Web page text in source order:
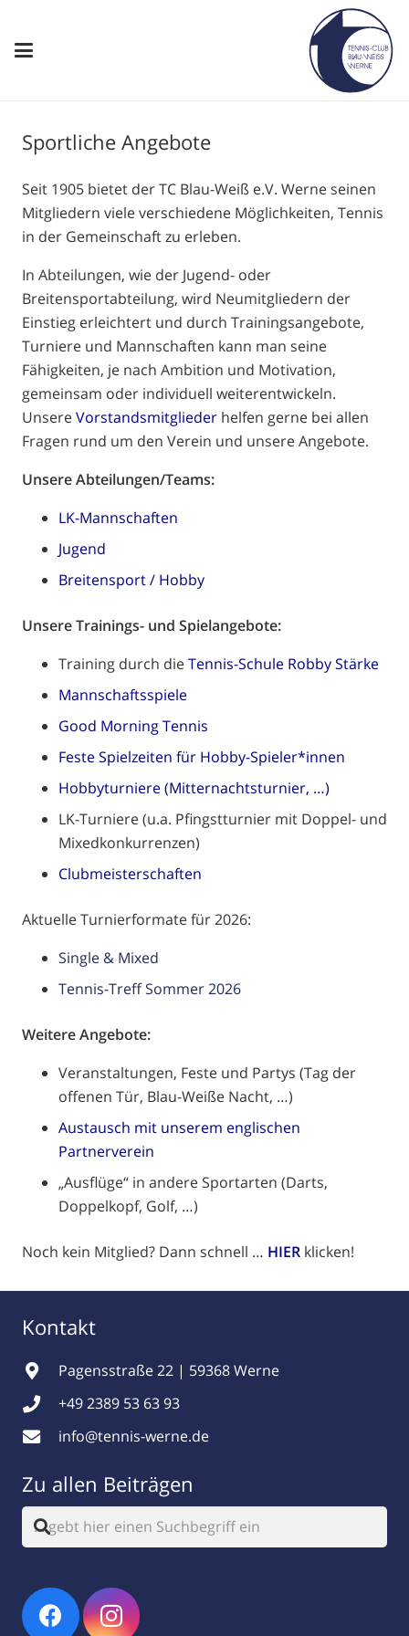
Sportliche Angebote
Seit 1905 bietet der TC Blau-Weiß e.V. Werne seinen
Mitgliedern viele verschiedene Möglichkeiten, Tennis
in der Gemeinschaft zu erleben.
In Abteilungen, wie der Jugend- oder
Breitensportabteilung, wird Neumitgliedern der
Einstieg erleichtert und durch Trainingsangebote,
Turniere und Mannschaften kann man seine
Fähigkeiten, je nach Ambition und Motivation,
gemeinsam oder individuell weiterentwickeln.
UnsereVorstandsmitglieder helfen gerne bei allen
Fragen rund um den Verein und unsere Angebote.
Unsere Abteilungen/Teams:
LK-Mannschaften
Jugend
Breitensport / Hobby
Unsere Trainings- und Spielangebote:
Training durch dieTennis-Schule Robby Stärke
Mannschaftsspiele
Good Morning Tennis
Feste Spielzeiten für Hobby-Spieler*innen
Hobbyturniere (Mitternachtsturnier, …)
LK-Turniere (u.a. Pfingstturnier mit Doppel- und
Mixedkonkurrenzen)
Clubmeisterschaften
Aktuelle Turnierformate für 2026:
Single & Mixed
Tennis-Treff Sommer 2026
Weitere Angebote:
Veranstaltungen, Feste und Partys (Tag der
offenen Tür, Blau-Weiße Nacht, …)
Austausch mit unserem englischen
Partnerverein
„Ausflüge“ in andere Sportarten (Darts,
Doppelkopf, Golf, …)
Noch kein Mitglied? Dann schnell … HIER klicken!
Kontakt
Pagensstraße 22 | 59368 Werne
+49 2389 53 63 93
info@tennis-werne.de
Zu allen Beiträgen